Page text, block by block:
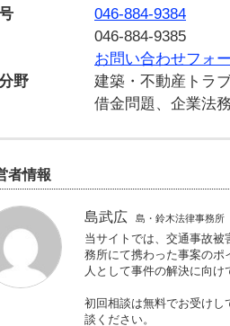
表弁護士
島 武広
〒２３８
神奈川県
話番号
046-884-
046-884-
ール
お問い合
扱い分野
借金問題
運営者情報
島武広